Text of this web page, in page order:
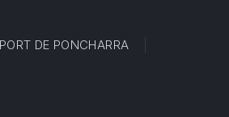
DE PONCHARRA